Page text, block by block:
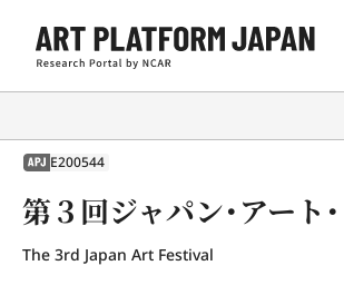
APJ E200544
The 3rd Japan Art Festival